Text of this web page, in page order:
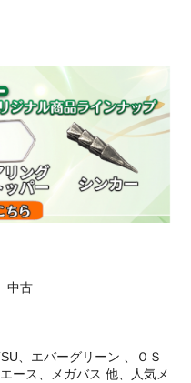
中古
、エバーグリーン 、ＯＳ
ース、メガバス 他、人気メ